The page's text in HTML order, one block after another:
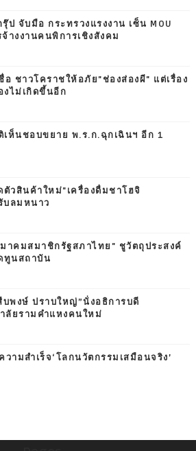
รุ๊ป จับมือ กระทรวงแรงงาน เซ็น MOU
จ้างงานคนพิการเชิงสังคม
อ ชาวโคราชให้อภัย"ช่องส่องผี" แต่เรื่อง
งไม่เกิดขึ้นอีก
ห็นชอบขยาย พ.ร.ก.ฉุกเฉินฯ อีก 1
ดตัวสินค้าใหม่"เครื่องดื่มชาโฮจิ
บลมหนาว
มาคมสมาชิกรัฐสภาไทย" ชูวัตถุประสงค์
ทูนสถาบัน
บพงษ์ ปราบใหญ่”นั่งอธิการบดี
ลัยรามคำแหงคนใหม่
วามสำเร็จ‘โลกนวัตกรรมเสมือนจริง’